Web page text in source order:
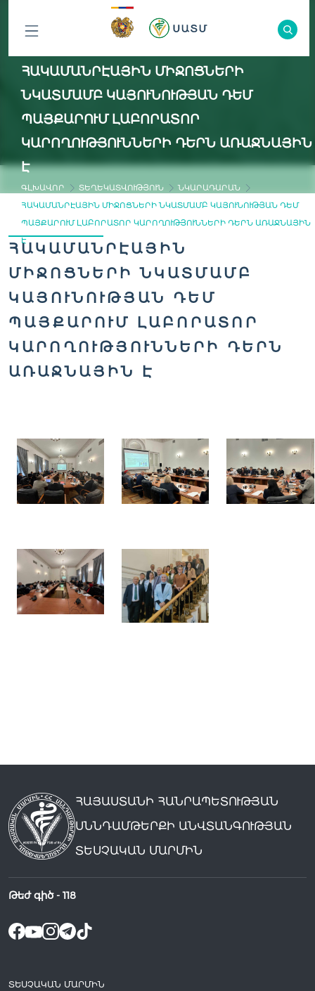
ԲՈԼՈՐ
ԲԱԺԻՆՆԵՐԸ
ՀԱԿԱՄԱՆՐԷԱՅԻՆ ՄԻՋՈՑՆԵՐԻ
ՆԿԱՏՄԱՄԲ ԿԱՅՈՒՆՈՒԹՅԱՆ ԴԵՄ
ՊԱՅՔԱՐՈՒՄ ԼԱԲՈՐԱՏՈՐ
ԿԱՐՈՂՈՒԹՅՈՒՆՆԵՐԻ ԴԵՐՆ ԱՌԱՋՆԱՅԻՆ
Է
ԳԼԽԱՎՈՐ ՏԵՂԵԿԱՏՎՈՒԹՅՈՒՆ
ՆԿԱՐԱԴԱՐԱՆ
ՀԱԿԱՄԱՆՐԷԱՅԻՆ ՄԻՋՈՑՆԵՐԻ ՆԿԱՏՄԱՄԲ ԿԱՅՈՒՆՈՒԹՅԱՆ ԴԵՄ
ՊԱՅՔԱՐՈՒՄ ԼԱԲՈՐԱՏՈՐ ԿԱՐՈՂՈՒԹՅՈՒՆՆԵՐԻ ԴԵՐՆ ԱՌԱՋՆԱՅԻՆ
Է
ՀԱԿԱՄԱՆՐԷԱՅԻՆ
ՄԻՋՈՑՆԵՐԻ ՆԿԱՏՄԱՄԲ
ԿԱՅՈՒՆՈՒԹՅԱՆ ԴԵՄ
ՊԱՅՔԱՐՈՒՄ ԼԱԲՈՐԱՏՈՐ
ԿԱՐՈՂՈՒԹՅՈՒՆՆԵՐԻ ԴԵՐՆ
ԱՌԱՋՆԱՅԻՆ Է
ՀԱՅԱՍՏԱՆԻ ՀԱՆՐԱՊԵՏՈՒԹՅԱՆ
ՍՆՆԴԱՄԹԵՐՔԻ ԱՆՎՏԱՆԳՈՒԹՅԱՆ
ՏԵՍՉԱԿԱՆ ՄԱՐՄԻՆ
Թեժ գիծ - 118
ՏԵՍՉԱԿԱՆ ՄԱՐՄԻՆ